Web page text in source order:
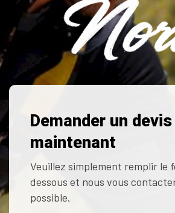
Demander un devis
maintenant
Veuillez simplement remplir le
dessous et nous vous
possible.